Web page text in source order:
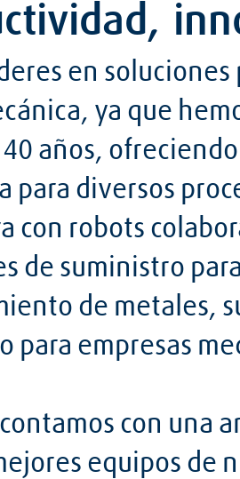
en
ya que
años,
para diversos
con robots
de suministro
de metales,
para empresas
con una
equipos de